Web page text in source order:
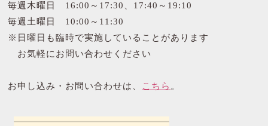
毎週木曜日 16:00～17:30、17:40～19:10
毎週土曜日 10:00～11:30
※日曜日も臨時で実施していることがあります
お気軽にお問い合わせください
お申し込み・お問い合わせは、 こちら 。